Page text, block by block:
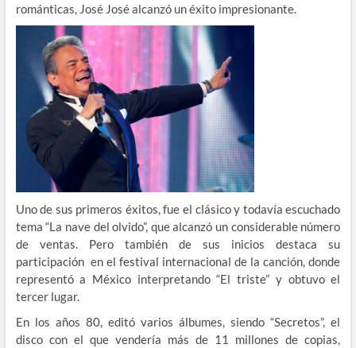
románticas, José José alcanzó un éxito impresionante.
Uno de sus primeros éxitos, fue el clásico y todavía escuchado
tema “La nave del olvido”, que alcanzó un considerable número
de ventas. Pero también de sus inicios destaca su
participación en el festival internacional de la canción, donde
representó a México interpretando “El triste” y obtuvo el
tercer lugar.
En los años 80, editó varios álbumes, siendo “Secretos”, el
disco con el que vendería más de 11 millones de copias,